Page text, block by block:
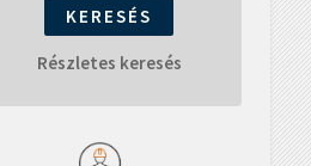
Részletes keresés